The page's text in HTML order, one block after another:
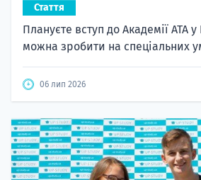
Стаття
Плануєте вступ до Академії ATA
можна зробити на спеціальних
06 лип 2026